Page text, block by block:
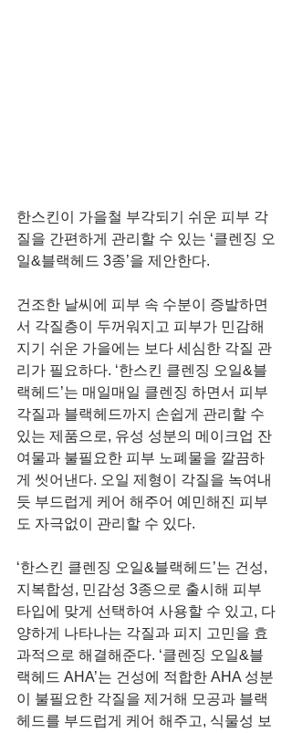
한스킨이 가을철 부각되기 쉬운 피부 각
질을 간편하게 관리할 수 있는 ‘클렌징 오
일&블랙헤드 3종’을 제안한다.
건조한 날씨에 피부 속 수분이 증발하면
서 각질층이 두꺼워지고 피부가 민감해
지기 쉬운 가을에는 보다 세심한 각질 관
리가 필요하다. ‘한스킨 클렌징 오일&블
랙헤드’는 매일매일 클렌징 하면서 피부
각질과 블랙헤드까지 손쉽게 관리할 수
있는 제품으로, 유성 성분의 메이크업 잔
여물과 불필요한 피부 노폐물을 깔끔하
게 씻어낸다. 오일 제형이 각질을 녹여내
듯 부드럽게 케어 해주어 예민해진 피부
도 자극없이 관리할 수 있다.
‘한스킨 클렌징 오일&블랙헤드’는 건성,
지복합성, 민감성 3종으로 출시해 피부
타입에 맞게 선택하여 사용할 수 있고, 다
양하게 나타나는 각질과 피지 고민을 효
과적으로 해결해준다. ‘클렌징 오일&블
랙헤드 AHA’는 건성에 적합한 AHA 성분
이 불필요한 각질을 제거해 모공과 블랙
헤드를 부드럽게 케어 해주고, 식물성 보